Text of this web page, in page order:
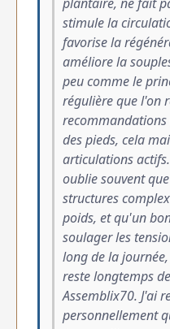
stimule la
favorise la
améliore la
peu comme le
régulière que l'on
des pieds, cela
articulations
oublie souvent
structures
poids, et qu'un
soulager les
long de la
reste longtemps
Assemblix70. J'ai
personnellement